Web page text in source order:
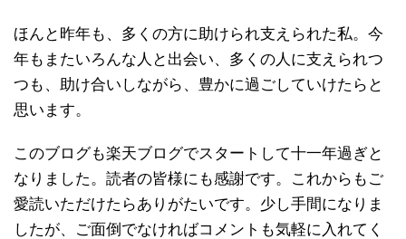
ほんと昨年も、多くの方に助けられ支えられた私。今
年もまたいろんな人と出会い、多くの人に支えられつ
つも、助け合いしながら、豊かに過ごしていけたらと
思います。
このブログも楽天ブログでスタートして十一年過ぎと
なりました。読者の皆様にも感謝です。これからもご
愛読いただけたらありがたいです。少し手間になりま
したが、ご面倒でなければコメントも気軽に入れてく